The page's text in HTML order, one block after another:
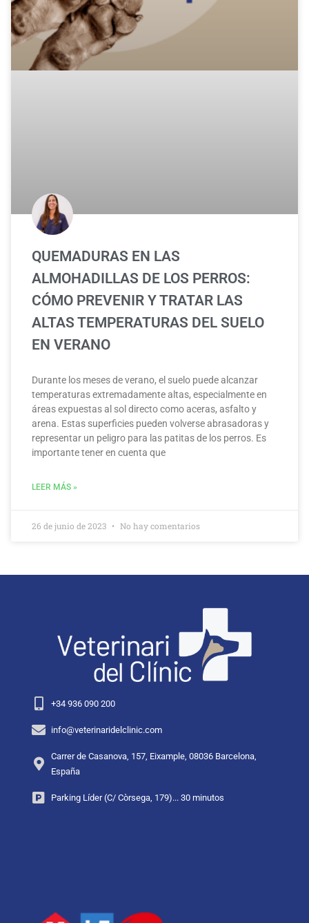
QUEMADURAS EN LAS
ALMOHADILLAS DE LOS PERROS:
CÓMO PREVENIR Y TRATAR LAS
ALTAS TEMPERATURAS DEL SUELO
EN VERANO
Durante los meses de verano, el suelo puede alcanzar
temperaturas extremadamente altas, especialmente en
áreas expuestas al sol directo como aceras, asfalto y
arena. Estas superficies pueden volverse abrasadoras y
representar un peligro para las patitas de los perros. Es
importante tener en cuenta que
LEER MÁS »
26 de junio de 2023 No hay comentarios
+34 936 090 200
info@veterinaridelclinic.com
Carrer de Casanova, 157, Eixample, 08036 Barcelona,
España
Parking Líder (C/ Còrsega, 179)... 30 minutos